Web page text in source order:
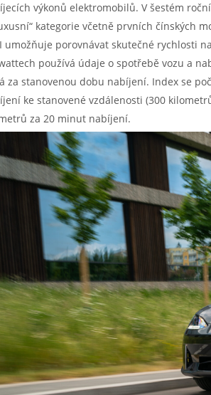
výkonů elektromobilů. V šestém
kategorie včetně prvních čínských
umožňuje porovnávat skutečné rychlosti
používá údaje o spotřebě vozu a
za stanovenou dobu nabíjení. Index se
ke stanovené vzdálenosti (300
za 20 minut nabíjení.